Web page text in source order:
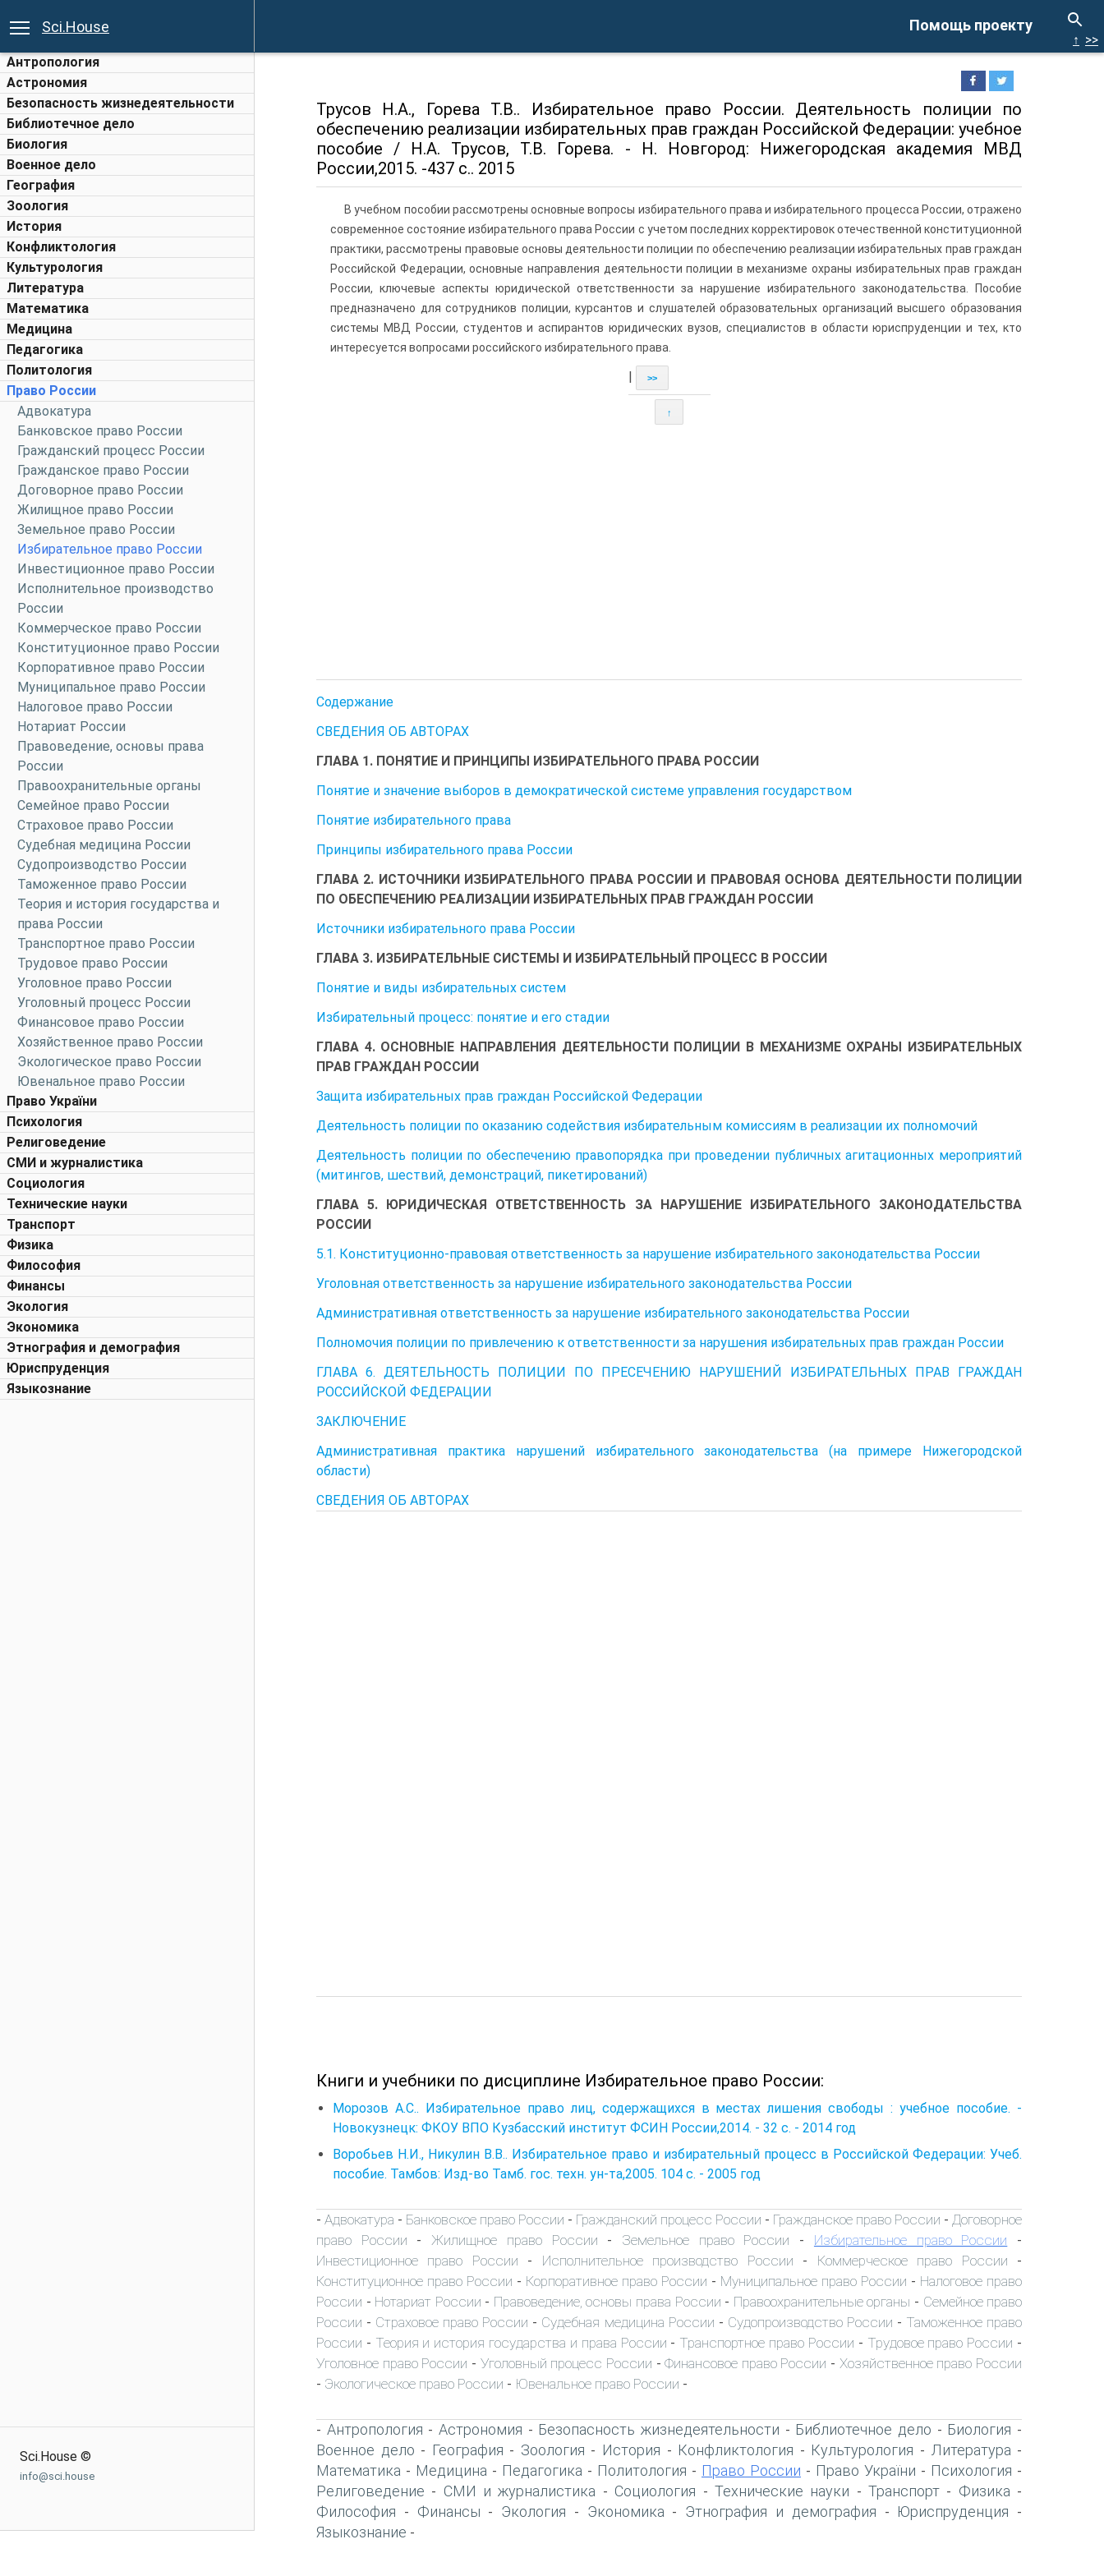
Помощь проекту
Sci.House
Антропология
Астрономия
Безопасность жизнедеятельности
Библиотечное дело
Биология
Военное дело
География
Зоология
История
Конфликтология
Культурология
Литература
Математика
Медицина
Педагогика
Политология
Право России
Адвокатура
Банковское право России
Гражданский процесс России
Гражданское право России
Договорное право России
Жилищное право России
Земельное право России
Избирательное право России
Инвестиционное право России
Исполнительное производство
России
Коммерческое право России
Конституционное право России
Корпоративное право России
Муниципальное право России
Налоговое право России
Нотариат России
Правоведение, основы права
России
Правоохранительные органы
Семейное право России
Страховое право России
Судебная медицина России
Судопроизводство России
Таможенное право России
Теория и история государства и
права России
Транспортное право России
Трудовое право России
Уголовное право России
Уголовный процесс России
Финансовое право России
Хозяйственное право России
Экологическое право России
Ювенальное право России
Право України
Психология
Религоведение
СМИ и журналистика
Социология
Технические науки
Транспорт
Физика
Философия
Финансы
Экология
Экономика
Этнография и демография
Юриспруденция
Языкознание
Sci.House ©
info@sci.house
↑ >>
Трусов Н.А., Горева Т.В.. Избирательное право России. Деятельность полиции по
обеспечению реализации избирательных прав граждан Российской Федерации: учебное
пособие / Н.А. Трусов, Т.В. Горева. - Н. Новгород: Нижегородская академия МВД
России,2015. -437 с.. 2015
В учебном пособии рассмотрены основные вопросы избирательного права и избирательного процесса России, отражено
современное состояние избирательного права России с учетом последних корректировок отечественной конституционной
практики, рассмотрены правовые основы деятельности полиции по обеспечению реализации избирательных прав граждан
Российской Федерации, основные направления деятельности полиции в механизме охраны избирательных прав граждан
России, ключевые аспекты юридической ответственности за нарушение избирательного законодательства. Пособие
предназначено для сотрудников полиции, курсантов и слушателей образовательных организаций высшего образования
системы МВД России, студентов и аспирантов юридических вузов, специалистов в области юриспруденции и тех, кто
интересуется вопросами российского избирательного права.
>>
↑
Содержание
СВЕДЕНИЯ ОБ АВТОРАХ
ГЛАВА 1. ПОНЯТИЕ И ПРИНЦИПЫ ИЗБИРАТЕЛЬНОГО ПРАВА РОССИИ
Понятие и значение выборов в демократической системе управления государством
Понятие избирательного права
Принципы избирательного права России
ГЛАВА 2. ИСТОЧНИКИ ИЗБИРАТЕЛЬНОГО ПРАВА РОССИИ И ПРАВОВАЯ ОСНОВА ДЕЯТЕЛЬНОСТИ ПОЛИЦИИ
ПО ОБЕСПЕЧЕНИЮ РЕАЛИЗАЦИИ ИЗБИРАТЕЛЬНЫХ ПРАВ ГРАЖДАН РОССИИ
Источники избирательного права России
ГЛАВА 3. ИЗБИРАТЕЛЬНЫЕ СИСТЕМЫ И ИЗБИРАТЕЛЬНЫЙ ПРОЦЕСС В РОССИИ
Понятие и виды избирательных систем
Избирательный процесс: понятие и его стадии
ГЛАВА 4. ОСНОВНЫЕ НАПРАВЛЕНИЯ ДЕЯТЕЛЬНОСТИ ПОЛИЦИИ В МЕХАНИЗМЕ ОХРАНЫ ИЗБИРАТЕЛЬНЫХ
ПРАВ ГРАЖДАН РОССИИ
Защита избирательных прав граждан Российской Федерации
Деятельность полиции по оказанию содействия избирательным комиссиям в реализации их полномочий
Деятельность полиции по обеспечению правопорядка при проведении публичных агитационных мероприятий
(митингов, шествий, демонстраций, пикетирований)
ГЛАВА 5. ЮРИДИЧЕСКАЯ ОТВЕТСТВЕННОСТЬ ЗА НАРУШЕНИЕ ИЗБИРАТЕЛЬНОГО ЗАКОНОДАТЕЛЬСТВА
РОССИИ
5.1. Конституционно-правовая ответственность за нарушение избирательного законодательства России
Уголовная ответственность за нарушение избирательного законодательства России
Административная ответственность за нарушение избирательного законодательства России
Полномочия полиции по привлечению к ответственности за нарушения избирательных прав граждан России
ГЛАВА 6. ДЕЯТЕЛЬНОСТЬ ПОЛИЦИИ ПО ПРЕСЕЧЕНИЮ НАРУШЕНИЙ ИЗБИРАТЕЛЬНЫХ ПРАВ ГРАЖДАН
РОССИЙСКОЙ ФЕДЕРАЦИИ
ЗАКЛЮЧЕНИЕ
Административная практика нарушений избирательного законодательства (на примере Нижегородской
области)
СВЕДЕНИЯ ОБ АВТОРАХ
Книги и учебники по дисциплине Избирательное право России:
Морозов А.С.. Избирательное право лиц, содержащихся в местах лишения свободы : учебное пособие. -
Новокузнецк: ФКОУ ВПО Кузбасский институт ФСИН России,2014. - 32 с. - 2014 год
Воробьев Н.И., Никулин В.В.. Избирательное право и избирательный процесс в Российской Федерации: Учеб.
пособие. Тамбов: Изд-во Тамб. гос. техн. ун-та,2005. 104 с. - 2005 год
- Адвокатура - Банковское право России - Гражданский процесс России - Гражданское право России - Договорное
право России - Жилищное право России - Земельное право России - Избирательное право России -
Инвестиционное право России - Исполнительное производство России - Коммерческое право России -
Конституционное право России - Корпоративное право России - Муниципальное право России - Налоговое право
России - Нотариат России - Правоведение, основы права России - Правоохранительные органы - Семейное право
России - Страховое право России - Судебная медицина России - Судопроизводство России - Таможенное право
России - Теория и история государства и права России - Транспортное право России - Трудовое право России -
Уголовное право России - Уголовный процесс России -Финансовое право России - Хозяйственное право России
- Экологическое право России - Ювенальное право России -
- Антропология -Астрономия - Безопасность жизнедеятельности - Библиотечное дело - Биология -
Военное дело - География - Зоология - История - Конфликтология - Культурология - Литература -
Математика - Медицина - Педагогика - Политология - Право России - Право України - Психология -
Религоведение - СМИ и журналистика - Социология - Технические науки - Транспорт- Физика -
Философия - Финансы - Экология - Экономика - Этнография и демография - Юриспруденция -
Языкознание -